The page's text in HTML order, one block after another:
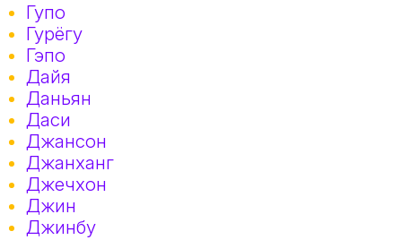
Гупо
Гурёгу
Гэпо
Дайя
Даньян
Даси
Джансон
Джанханг
Джечхон
Джин
Джинбу